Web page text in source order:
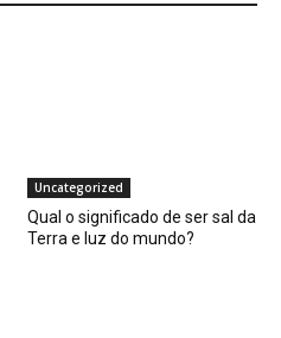
Uncategorized
Qual o significado de ser sal da
Terra e luz do mundo?